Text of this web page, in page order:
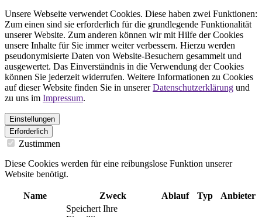
Unsere Webseite verwendet Cookies. Diese haben zwei Funktionen:
Zum einen sind sie erforderlich für die grundlegende Funktionalität
unserer Website. Zum anderen können wir mit Hilfe der Cookies
unsere Inhalte für Sie immer weiter verbessern. Hierzu werden
pseudonymisierte Daten von Website-Besuchern gesammelt und
ausgewertet. Das Einverständnis in die Verwendung der Cookies
können Sie jederzeit widerrufen. Weitere Informationen zu Cookies
auf dieser Website finden Sie in unsererDatenschutzerklärung und
zu uns im Impressum.
Einstellungen
Erforderlich
Zustimmen
Diese Cookies werden für eine reibungslose Funktion unserer
Website benötigt.
Name Zweck Ablauf Typ
Anbieter
Speichert Ihre